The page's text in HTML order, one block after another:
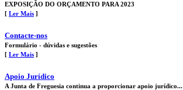
EXPOSIÇÃO DO ORÇAMENTO PARA 2023
[ Ler Mais ]
Contacte-nos
Formulário - dúvidas e sugestões
[ Ler Mais ]
Apoio Jurídico
A Junta de Freguesia continua a proporcionar apoio jurídico...